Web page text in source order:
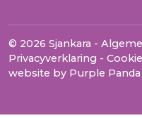
© 2026 Sjankara -
Privacyverklaring -
website by Purple Panda